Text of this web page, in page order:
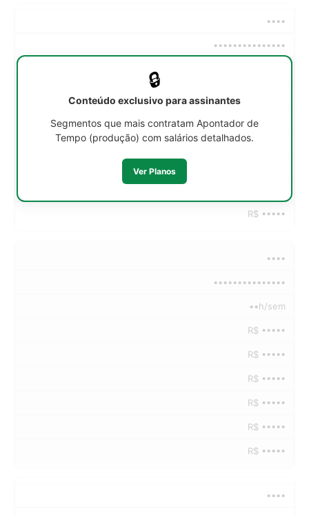
••••
•••••••••••••••
R$ •••••
R$ •••••
R$ •••••
••••
•••••••••••••••
••h/sem
R$ •••••
R$ •••••
R$ •••••
R$ •••••
R$ •••••
R$ •••••
••••
🔒
Conteúdo exclusivo para assinantes
Segmentos que mais contratam Apontador de
Tempo (produção) com salários detalhados.
Ver Planos